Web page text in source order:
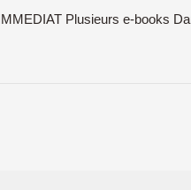
Plusieurs e-books